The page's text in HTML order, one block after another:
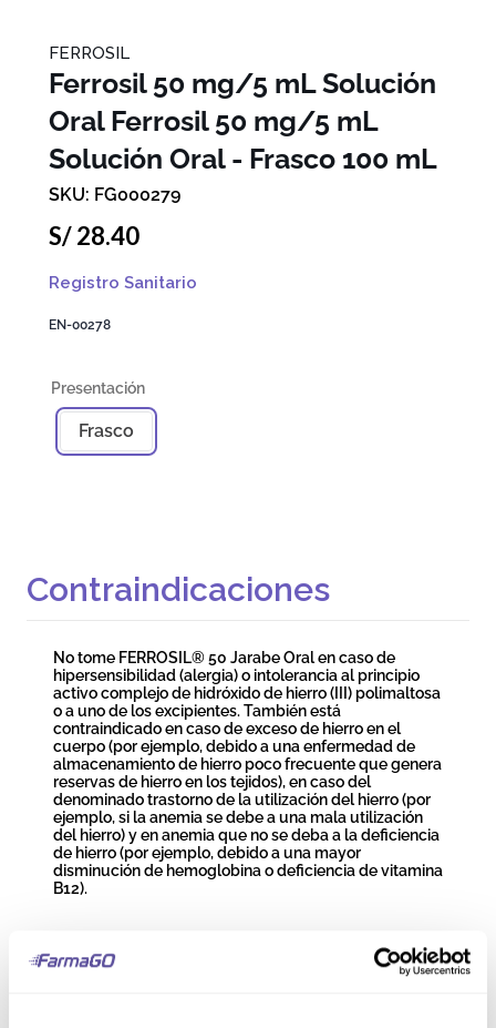
FERROSIL
Ferrosil 50 mg/5 mL Solución
Oral Ferrosil 50 mg/5 mL
Solución Oral - Frasco 100 mL
FG000279
S/28.40
Registro Sanitario
EN-00278
Frasco
Contraindicaciones
No tome FERROSIL® 50 Jarabe Oral en caso de
hipersensibilidad (alergia) o intolerancia al principio
activo complejo de hidróxido de hierro (III) polimaltosa
o a uno de los excipientes. También está
contraindicado en caso de exceso de hierro en el
cuerpo (por ejemplo, debido a una enfermedad de
almacenamiento de hierro poco frecuente que genera
reservas de hierro en los tejidos), en caso del
denominado trastorno de la utilización del hierro (por
ejemplo, si la anemia se debe a una mala utilización
del hierro) y en anemia que no se deba a la deficiencia
de hierro (por ejemplo, debido a una mayor
disminución de hemoglobina o deficiencia de vitamina
B12).
Precauciones y